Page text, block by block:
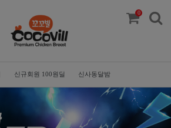
0
신규회원 100원딜 신사동달밤